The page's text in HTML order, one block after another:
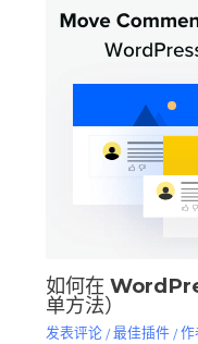
如何在
单方法）
发表评论 /最佳插件/ 作